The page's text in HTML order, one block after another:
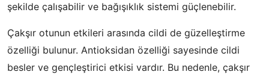
şekilde çalışabilir ve bağışıklık sistemi güçlenebilir.
Çakşır otunun etkileri arasında cildi de güzelleştirme
özelliği bulunur. Antioksidan özelliği sayesinde cildi
besler ve gençleştirici etkisi vardır. Bu nedenle, çakşır